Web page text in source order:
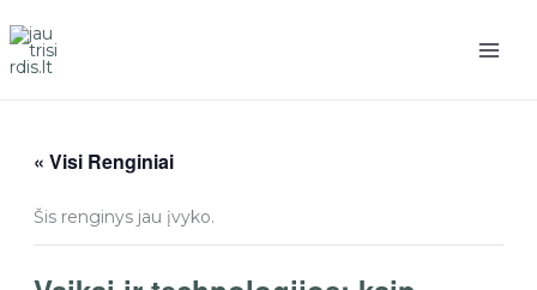
prie
turinio
« Visi Renginiai
Šis renginys jau įvyko.